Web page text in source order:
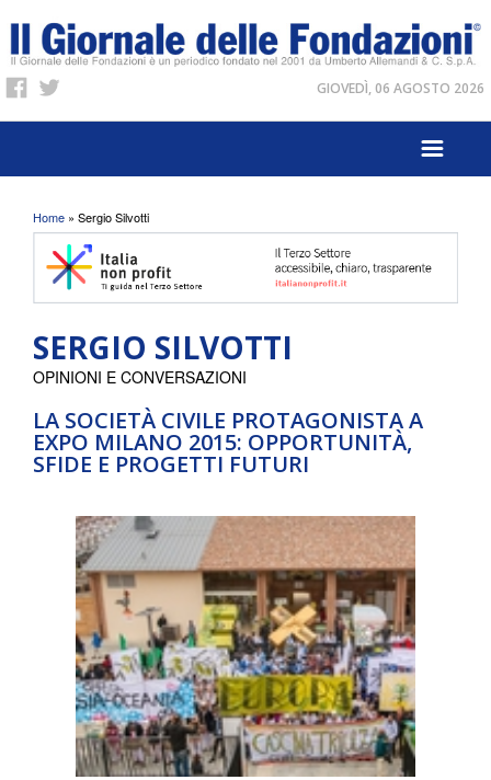
GIOVEDÌ, 06 AGOSTO 2026
Tu sei qui
Home » Sergio Silvotti
SERGIO SILVOTTI
LA SOCIETÀ CIVILE PROTAGONISTA A
EXPO MILANO 2015: OPPORTUNITÀ,
SFIDE E PROGETTI FUTURI
OPINIONI E CONVERSAZIONI